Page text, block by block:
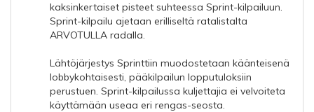
kaksinkertaiset pisteet suhteessa Sprint-kilpailuun.
Sprint-kilpailu ajetaan erilliseltä ratalistalta
ARVOTULLA radalla.
Lähtöjärjestys Sprinttiin muodostetaan käänteisenä
lobbykohtaisesti, pääkilpailun lopputuloksiin
perustuen. Sprint-kilpailussa kuljettajia ei velvoiteta
käyttämään useaa eri rengas-seosta.